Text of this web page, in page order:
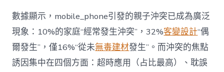
中
數據顯示，mobile_phone引發的親子沖突已成為廣泛
現象：10%的家庭“經常發生沖突”，32%客變設計“偶
爾發生”，僅16%“從未無毒建材發生”。而沖突的焦點
誘因集中在四個方面：超時應用（占比最高）、耽誤